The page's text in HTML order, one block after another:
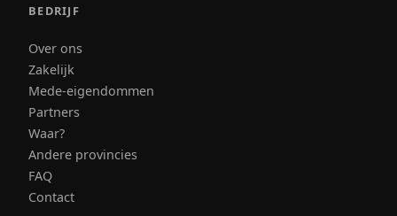
BEDRIJF
Over ons
Zakelijk
Mede-eigendommen
Partners
Waar?
Andere provincies
FAQ
Contact